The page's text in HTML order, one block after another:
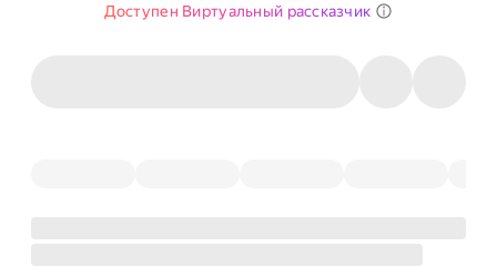
Доступен Виртуальный рассказчик